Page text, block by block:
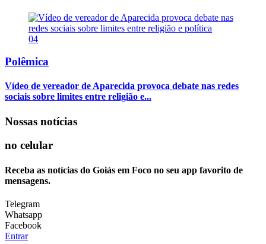
04
Polêmica
Vídeo de vereador de Aparecida provoca debate nas redes
sociais sobre limites entre religião e...
Nossas notícias
no celular
Receba as notícias do Goiás em Foco no seu app favorito de
mensagens.
Telegram
Whatsapp
Facebook
Entrar